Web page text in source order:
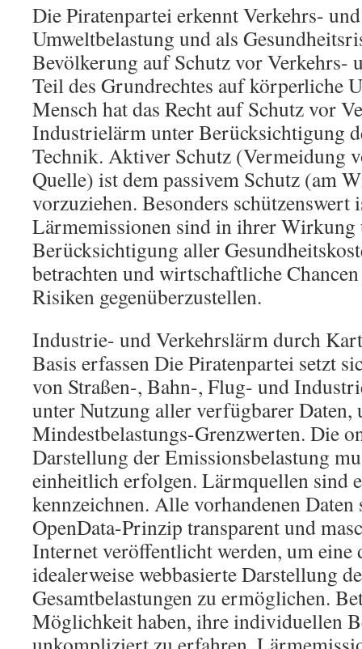
Die Piratenpartei erkennt Verkehrs-
Umweltbelastung und als
Bevölkerung auf Schutz vor Verkehrs-
Teil des Grundrechtes auf körperliche
Mensch hat das Recht auf Schutz vor
Industrielärm unter Berücksichtigung
Technik. Aktiver Schutz (Vermeidung
Quelle) ist dem passivem Schutz (am
vorzuziehen. Besonders schützenswert
Lärmemissionen sind in ihrer Wirkung
Berücksichtigung aller
betrachten und wirtschaftliche
Risiken gegenüberzustellen.
Industrie- und Verkehrslärm durch
Basis erfassen Die Piratenpartei setzt
von Straßen-, Bahn-, Flug- und
unter Nutzung aller verfügbarer Daten,
Mindestbelastungs-Grenzwerten. Die
Darstellung der Emissionsbelastung
einheitlich erfolgen. Lärmquellen sind
kennzeichnen. Alle vorhandenen Daten
OpenData-Prinzip transparent und
Internet veröffentlicht werden, um eine
idealerweise webbasierte Darstellung
Gesamtbelastungen zu ermöglichen.
Möglichkeit haben, ihre individuellen